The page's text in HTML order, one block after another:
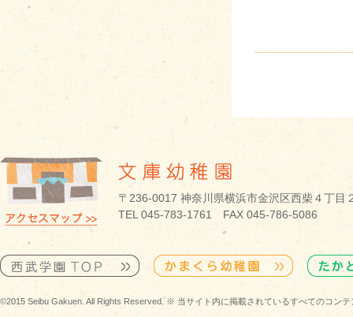
〒236-0017 神奈川県横浜市金沢区西柴４丁
TEL 045-783-1761 FAX 045-786-5086
©2015 Seibu Gakuen. All Rights Reserved. ※ 当サイト内に掲載されているすべてのコン